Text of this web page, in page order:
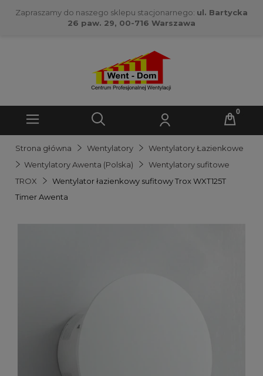
Zapraszamy do naszego sklepu stacjonarnego: ul. Bartycka
26 paw. 29, 00-716 Warszawa
Strona główna Wentylatory
Wentylatory Łazienkowe
Wentylatory Awenta (Polska)
Wentylatory sufitowe
TROX
Wentylator łazienkowy sufitowy Trox WXT125T
Timer Awenta